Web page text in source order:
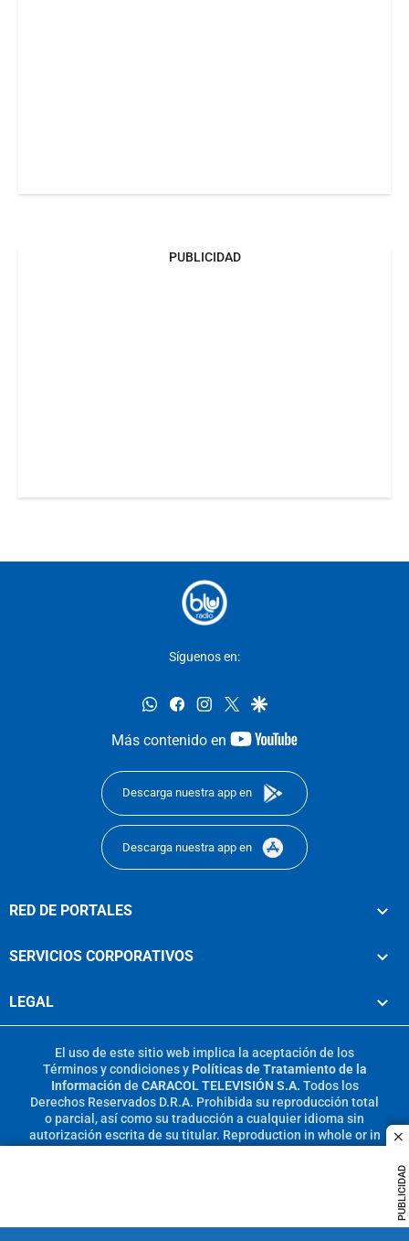
PUBLICIDAD
PUBLICIDAD
Síguenos en:
whatsappfacebookinstagram
twittergoogle
Más contenido en
youtube-
Descarga nuestra app en
Descarga nuestra app en
RED DE PORTALES
SERVICIOS CORPORATIVOS
LEGAL
El uso de este sitio web implica la aceptación de los
Términos y condicionesy Políticas de Tratamiento de la
Información de CARACOL TELEVISIÓN S.A. Todos los
Derechos Reservados D.R.A. Prohibida su reproducción total
o parcial, así como su traducción a cualquier idioma sin
autorización escrita de su titular. Reproduction in whole or in